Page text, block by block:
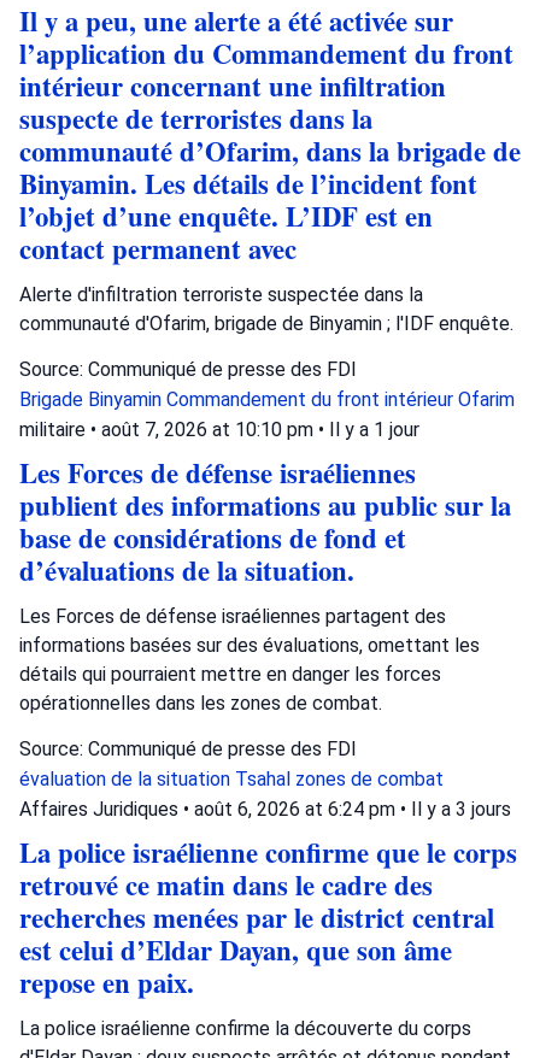
Il y a peu, une alerte a été activée sur
l’application du Commandement du front
intérieur concernant une infiltration
suspecte de terroristes dans la
communauté d’Ofarim, dans la brigade de
Binyamin. Les détails de l’incident font
l’objet d’une enquête. L’IDF est en
contact permanent avec
Alerte d'infiltration terroriste suspectée dans la
communauté d'Ofarim, brigade de Binyamin ; l'IDF enquête.
Source: Communiqué de presse des FDI
Brigade Binyamin Commandement du front intérieur Ofarim
militaire • août 7, 2026 at 10:10 pm • Il y a 1 jour
Les Forces de défense israéliennes
publient des informations au public sur la
base de considérations de fond et
d’évaluations de la situation.
Les Forces de défense israéliennes partagent des
informations basées sur des évaluations, omettant les
détails qui pourraient mettre en danger les forces
opérationnelles dans les zones de combat.
Source: Communiqué de presse des FDI
évaluation de la situation Tsahal zones de combat
Affaires Juridiques • août 6, 2026 at 6:24 pm • Il y a 3 jours
La police israélienne confirme que le corps
retrouvé ce matin dans le cadre des
recherches menées par le district central
est celui d’Eldar Dayan, que son âme
repose en paix.
La police israélienne confirme la découverte du corps